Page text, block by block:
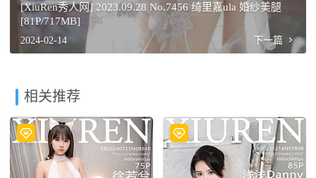
[XiuRen秀人网] 2023.09.28 No.7456 绮里嘉ula 婚纱美腿
[81P/717MB]
2024-02-14 下一篇
相关推荐